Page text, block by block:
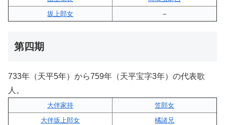
坂上郎女
–
第四期
733年（天平5年）から759年（天平宝字3年）の代表歌
人。
大伴家持
笠郎女
大伴坂上郎女
橘諸兄